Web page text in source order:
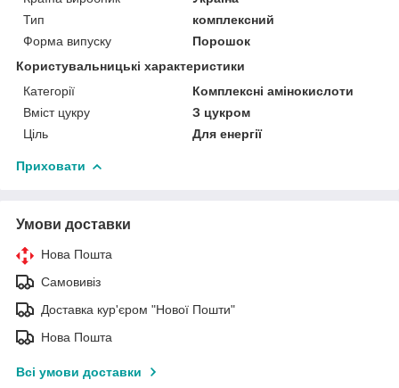
Тип
комплексний
Форма випуску
Порошок
Користувальницькі характеристики
Категорії
Комплексні амінокислоти
Вміст цукру
З цукром
Ціль
Для енергії
Приховати
Умови доставки
Нова Пошта
Самовивіз
Доставка кур'єром "Нової Пошти"
Нова Пошта
Всі умови доставки